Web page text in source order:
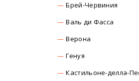
Брей-Червиния
Валь ди Фасса
Верона
Генуя
Кастильоне-делла-